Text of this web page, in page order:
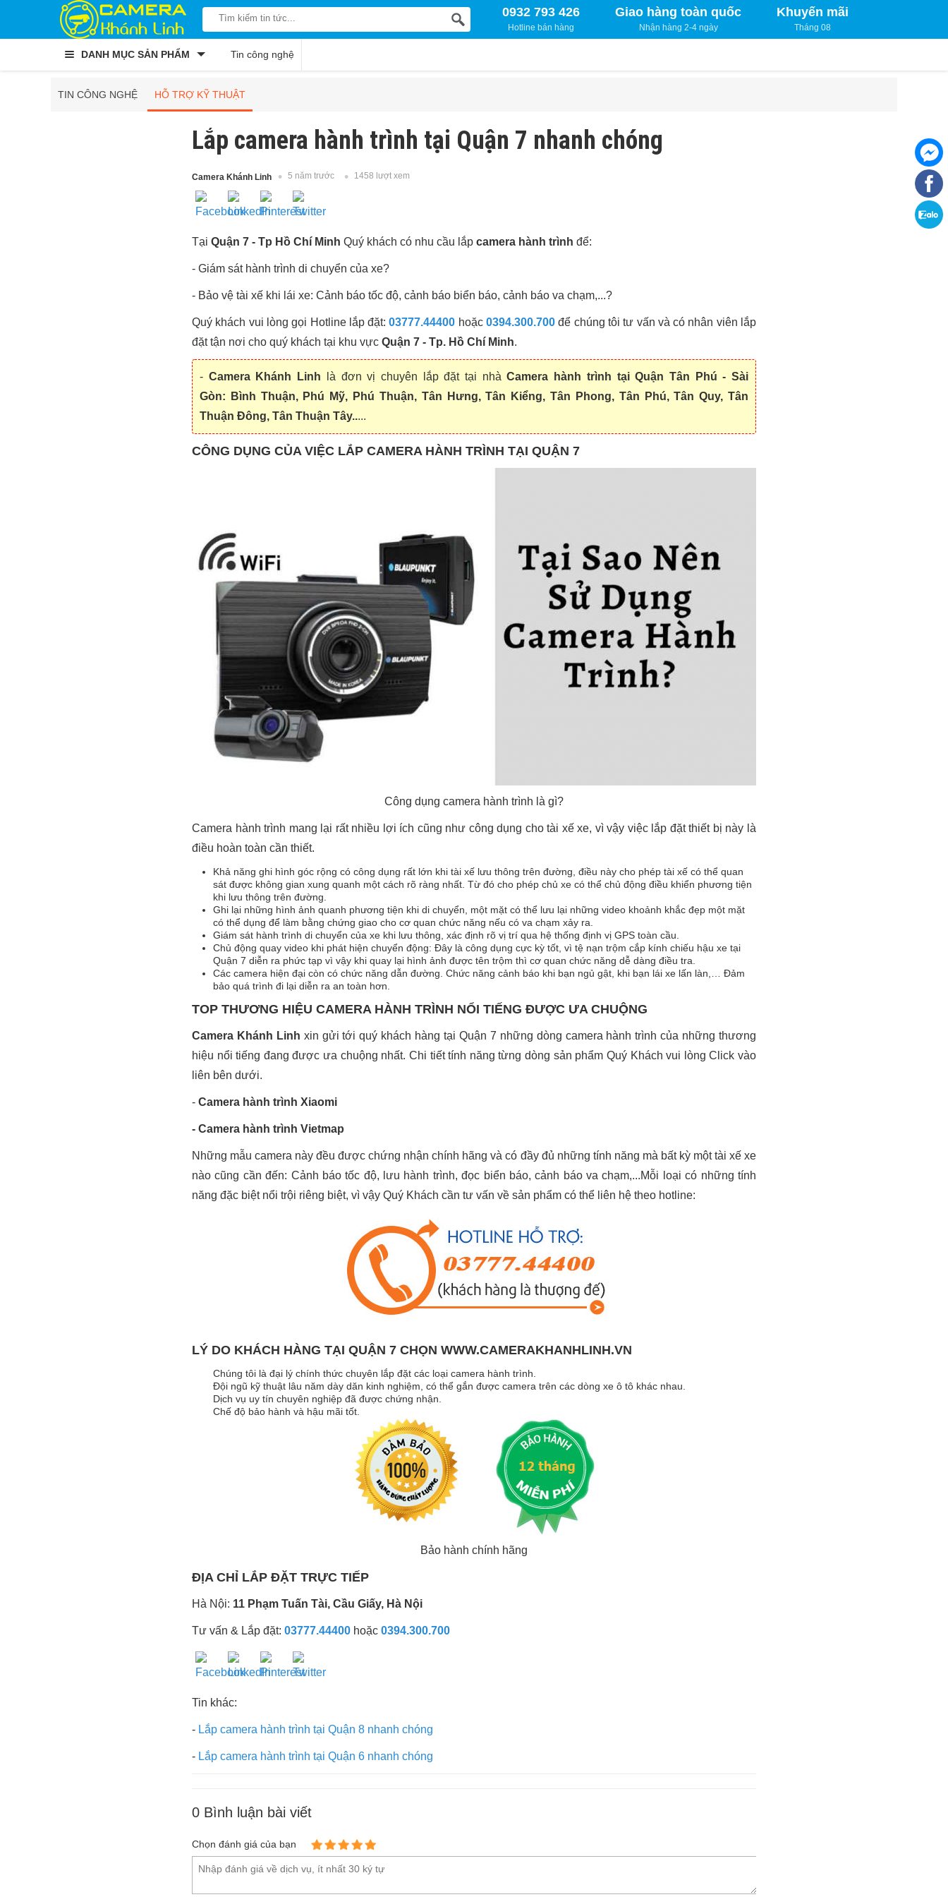
0932 793 426
Hotline bán hàng
Giao hàng toàn quốc
Nhận hàng 2-4 ngày
Khuyến mãi
Tháng 08
DANH MỤC SẢN PHẨM Tin công nghệ
TIN CÔNG NGHỆ HỖ TRỢ KỸ THUẬT
Lắp camera hành trình tại Quận 7 nhanh chóng
Camera Khánh Linh 5 năm trước 1458 lượt xem
Tại Quận 7 - Tp Hồ Chí Minh Quý khách có nhu cầu lắp camera hành trình để:
- Giám sát hành trình di chuyển của xe?
- Bảo vệ tài xế khi lái xe: Cảnh báo tốc độ, cảnh báo biển báo, cảnh báo va chạm,...?
Quý khách vui lòng gọi Hotline lắp đặt:03777.44400 hoặc0394.300.700 để chúng tôi tư vấn và có nhân viên lắp
đặt tận nơi cho quý khách tại khu vực Quận 7 - Tp. Hồ Chí Minh.
- Camera Khánh Linh là đơn vị chuyên lắp đặt tại nhàCamera hành trình tại Quận Tân Phú - Sài
Gòn: Bình Thuận, Phú Mỹ, Phú Thuận, Tân Hưng, Tân Kiểng, Tân Phong, Tân Phú, Tân Quy, Tân
Thuận Đông, Tân Thuận Tây.....
CÔNG DỤNG CỦA VIỆC LẮP CAMERA HÀNH TRÌNH TẠI QUẬN 7
Công dụng camera hành trình là gì?
Camera hành trình mang lại rất nhiều lợi ích cũng như công dụng cho tài xế xe, vì vậy việc lắp đặt thiết bị này là
điều hoàn toàn cần thiết.
Khả năng ghi hình góc rộng có công dụng rất lớn khi tài xế lưu thông trên đường, điều này cho phép tài xế có thể quan
sát được không gian xung quanh một cách rõ ràng nhất. Từ đó cho phép chủ xe có thể chủ động điều khiển phương tiện
khi lưu thông trên đường.
Ghi lại những hình ảnh quanh phương tiện khi di chuyển, một mặt có thể lưu lại những video khoảnh khắc đẹp một mặt
có thể dụng để làm bằng chứng giao cho cơ quan chức năng nếu có va chạm xảy ra.
Giám sát hành trình di chuyển của xe khi lưu thông, xác định rõ vị trí qua hệ thống định vị GPS toàn cầu.
Chủ động quay video khi phát hiện chuyển động: Đây là công dụng cực kỳ tốt, vì tệ nạn trộm cắp kính chiếu hậu xe tại
Quận 7 diễn ra phức tạp vì vậy khi quay lại hình ảnh được tên trộm thì cơ quan chức năng dễ dàng điều tra.
Các camera hiện đại còn có chức năng dẫn đường. Chức năng cảnh báo khi bạn ngủ gật, khi bạn lái xe lấn làn,… Đảm
bảo quá trình đi lại diễn ra an toàn hơn.
TOP THƯƠNG HIỆU CAMERA HÀNH TRÌNH NỔI TIẾNG ĐƯỢC ƯA CHUỘNG
Camera Khánh Linh xin gửi tới quý khách hàng tại Quận 7 những dòng camera hành trình của những thương
hiệu nổi tiếng đang được ưa chuộng nhất. Chi tiết tính năng từng dòng sản phẩm Quý Khách vui lòng Click vào
liên bên dưới.
- Camera hành trình Xiaomi
- Camera hành trình Vietmap
Những mẫu camera này đều được chứng nhận chính hãng và có đầy đủ những tính năng mà bất kỳ một tài xế xe
nào cũng cần đến: Cảnh báo tốc độ, lưu hành trình, đọc biển báo, cảnh báo va chạm,...Mỗi loại có những tính
năng đặc biệt nổi trội riêng biệt, vì vậy Quý Khách cần tư vấn về sản phẩm có thể liên hệ theo hotline:
LÝ DO KHÁCH HÀNG TẠI QUẬN 7 CHỌN WWW.CAMERAKHANHLINH.VN
Chúng tôi là đại lý chính thức chuyên lắp đặt các loại camera hành trình.
Đội ngũ kỹ thuật lâu năm dày dăn kinh nghiệm, có thể gắn được camera trên các dòng xe ô tô khác nhau.
Dịch vụ uy tín chuyên nghiệp đã được chứng nhận.
Chế độ bảo hành và hậu mãi tốt.
Bảo hành chính hãng
ĐỊA CHỈ LẮP ĐẶT TRỰC TIẾP
Hà Nội: 11 Phạm Tuấn Tài, Cầu Giấy, Hà Nội
Tư vấn & Lắp đặt: 03777.44400 hoặc 0394.300.700
Tin khác:
- Lắp camera hành trình tại Quận 8 nhanh chóng
- Lắp camera hành trình tại Quận 6 nhanh chóng
0 Bình luận bài viết
Chọn đánh giá của bạn